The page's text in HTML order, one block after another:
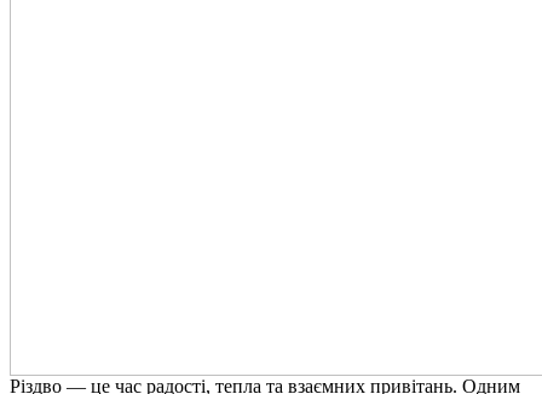
Різдво — це час радості, тепла та взаємних привітань. Одним